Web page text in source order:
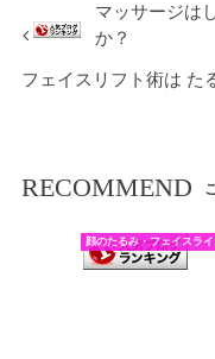
マッサージは
か？
フェイスリフト術は た
RECOMMEND
顔のたるみ・フェイスラ